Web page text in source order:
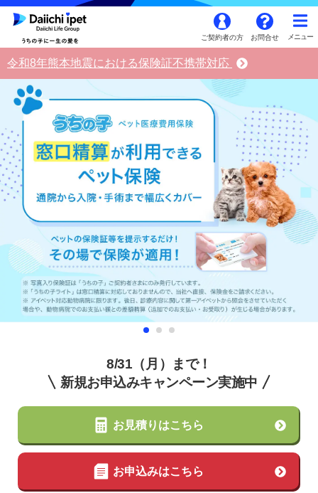
ご契約者の方 お問合せ
令和8年熊本地震における保険証不携帯対応
8/31（月）まで！
新規お申込みキャンペーン実施中
お見積りはこちら
お申込みはこちら